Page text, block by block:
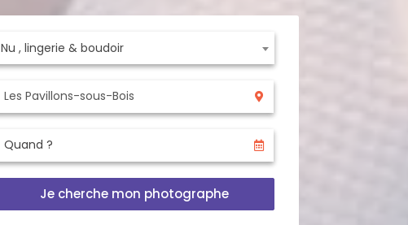
Nu , lingerie & boudoir
Je cherche mon photographe